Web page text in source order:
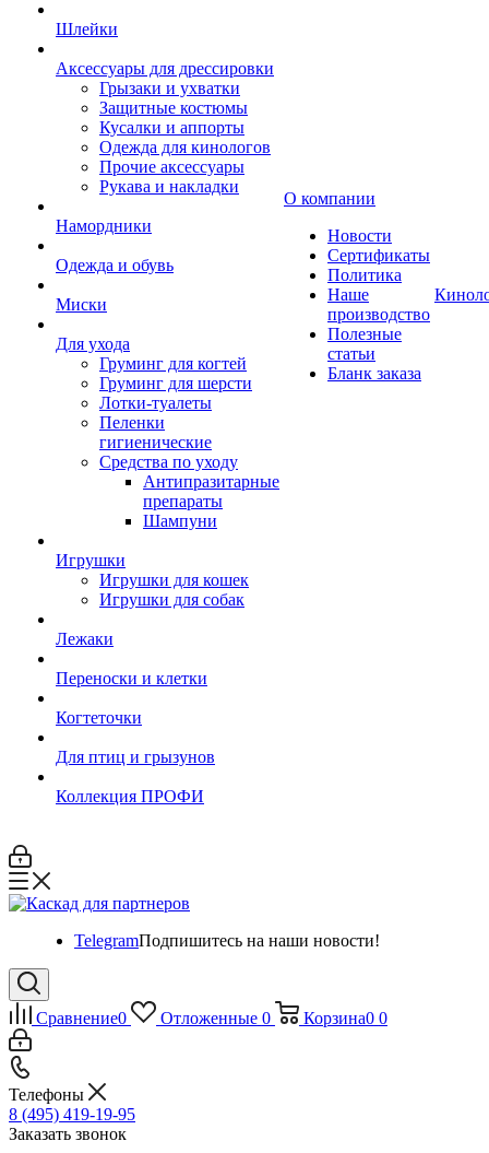
Шлейки
Аксессуары для дрессировки
Грызаки и ухватки
Защитные костюмы
Кусалки и аппорты
Одежда для кинологов
Прочие аксессуары
Рукава и накладки
Намордники
Одежда и обувь
Миски
Для ухода
Груминг для когтей
Груминг для шерсти
Лотки-туалеты
Пеленки
гигиенические
Средства по уходу
Антипразитарные
препараты
Шампуни
Игрушки
Игрушки для кошек
Игрушки для собак
Лежаки
Переноски и клетки
Когтеточки
Для птиц и грызунов
Коллекция ПРОФИ
О компании
Новости
Сертификаты
Политика
Наше
производство
Полезные
статьи
Бланк заказа
TelegramПодпишитесь на наши новости!
Сравнение0 Отложенные 0 Корзина0 0
Телефоны
8 (495) 419-19-95
Заказать звонок